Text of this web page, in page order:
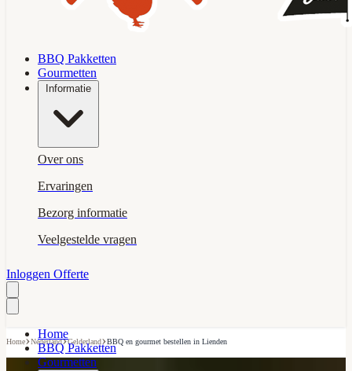
BBQ Pakketten
Gourmetten
Informatie
Over ons
Ervaringen
Bezorg informatie
Veelgestelde vragen
Inloggen Offerte
Home
BBQ Pakketten
Gourmetten
Home›Nederland›Gelderland›BBQ en gourmet bestellen in Lienden